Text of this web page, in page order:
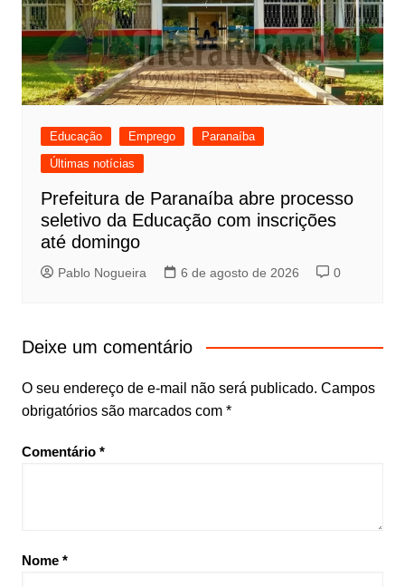
Educação Emprego
Paranaíba
Últimas notícias
Prefeitura de Paranaíba abre processo
seletivo da Educação com inscrições
até domingo
Pablo Nogueira 6 de agosto de 2026 0
Deixe um comentário
O seu endereço de e-mail não será publicado. Campos
obrigatórios são marcados com *
Comentário *
Nome *